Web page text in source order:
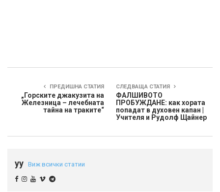
ПРЕДИШНА СТАТИЯ
„Горските джакузита на
Железница – лечебната
тайна на траките“
СЛЕДВАЩА СТАТИЯ
ФАЛШИВОТО
ПРОБУЖДАНЕ: как хората
попадат в духовен капан |
Учителя и Рудолф Щайнер
yy Виж всички статии